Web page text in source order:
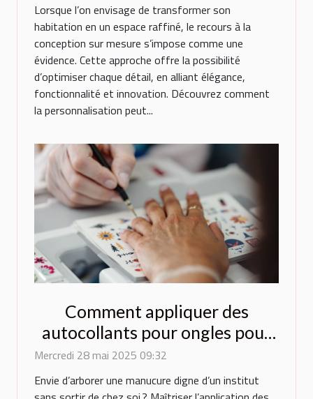
Lorsque l’on envisage de transformer son
habitation en un espace raffiné, le recours à la
conception sur mesure s’impose comme une
évidence. Cette approche offre la possibilité
d’optimiser chaque détail, en alliant élégance,
fonctionnalité et innovation. Découvrez comment
la personnalisation peut...
Comment appliquer des
autocollants pour ongles pour
un résultat professionnel
Mercredi 28 mai 2025 09:32
Envie d’arborer une manucure digne d’un institut